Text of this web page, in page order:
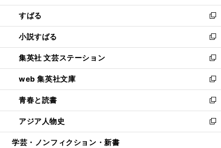
開
く
ウ
で
開
く
ン
ド
ウ
で
開
く
すばる
新
し
い
ウ
ィ
ン
ド
ウ
で
開
く
小説すばる
新
し
い
ウ
ィ
ン
ド
ウ
で
開
集英社 文芸ステーション
新
し
い
ウ
ィ
ン
ド
ウ
web 集英社文庫
新
し
い
ウ
ィ
ン
青春と読書
新
し
い
ウ
アジア人物史
新
し
学芸・ノンフィクション・新書